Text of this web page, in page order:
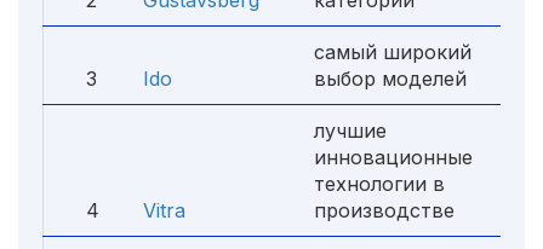
3 Ido
самый широкий
выбор моделей
4 Vitra
лучшие
инновационные
технологии в
производстве